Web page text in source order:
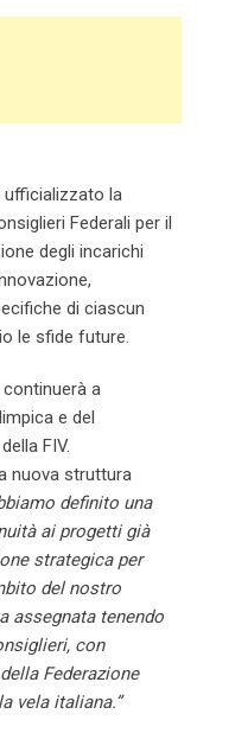
ufficializzato la
Federali per il
degli incarichi
di ciascun
le sfide future.
a
e del
FIV.
nuova struttura
definito una
ai progetti già
strategica per
del nostro
assegnata tenendo
con
Federazione
vela italiana.”